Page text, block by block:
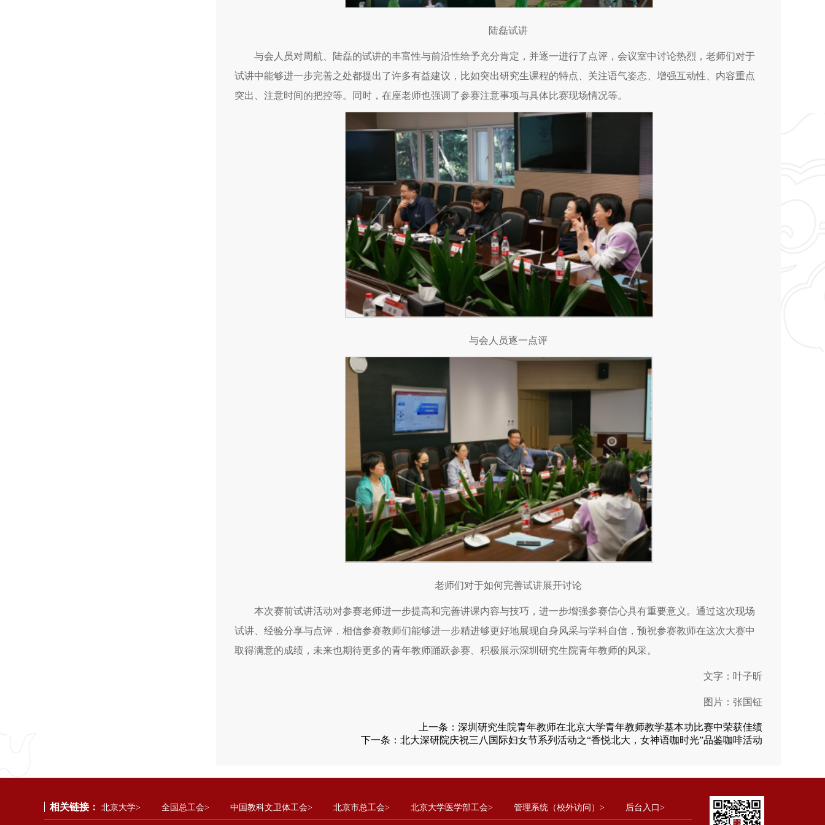
陆磊试讲
与会人员对周航、陆磊的试讲的丰富性与前沿性给予充分肯定，并逐一进行了点评，会议室中讨论热烈，老师们对于
试讲中能够进一步完善之处都提出了许多有益建议，比如突出研究生课程的特点、关注语气姿态、增强互动性、内容重点
突出、注意时间的把控等。同时，在座老师也强调了参赛注意事项与具体比赛现场情况等。
与会人员逐一点评
老师们对于如何完善试讲展开讨论
本次赛前试讲活动对参赛老师进一步提高和完善讲课内容与技巧，进一步增强参赛信心具有重要意义。通过这次现场
试讲、经验分享与点评，相信参赛教师们能够进一步精进够更好地展现自身风采与学科自信，预祝参赛教师在这次大赛中
取得满意的成绩，未来也期待更多的青年教师踊跃参赛、积极展示深圳研究生院青年教师的风采。
文字：叶子昕
图片：张国钲
上一条： 深圳研究生院青年教师在北京大学青年教师教学基本功比赛中荣获佳绩
下一条： 北大深研院庆祝三八国际妇女节系列活动之“香悦北大，女神语咖时光”品鉴咖啡活动
相关链接： 北京大学> 全国总工会> 中国教科文卫体工会> 北京市总工会> 北京大学医学部工会> 管理系统（校外访问）> 后台入口>